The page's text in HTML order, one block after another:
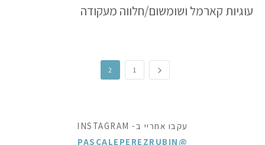
עוגיות קארמל ושומשום/חלווה מעקודה
1
2
עקבו אחריי ב- INSTAGRAM
@PASCALEPEREZRUBIN